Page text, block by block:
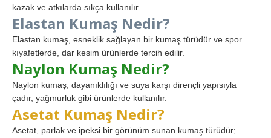
kazak ve atkılarda sıkça kullanılır.
Elastan Kumaş Nedir?
Elastan kumaş, esneklik sağlayan bir kumaş türüdür ve spor
kıyafetlerde, dar kesim ürünlerde tercih edilir.
Naylon Kumaş Nedir?
Naylon kumaş, dayanıklılığı ve suya karşı dirençli yapısıyla
çadır, yağmurluk gibi ürünlerde kullanılır.
Asetat Kumaş Nedir?
Asetat, parlak ve ipeksi bir görünüm sunan kumaş türüdür;